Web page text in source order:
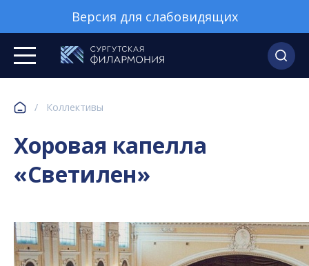
Версия для слабовидящих
/ Коллективы
Хоровая капелла
«Светилен»